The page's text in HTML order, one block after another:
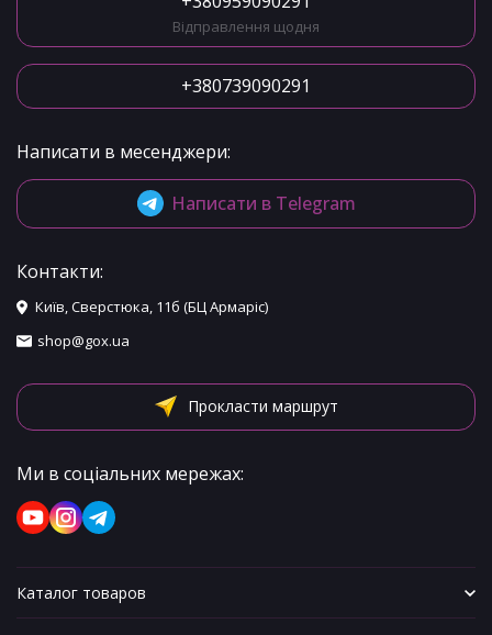
Відправлення щодня
+380739090291
Написати в месенджери:
Написати в Telegram
Контакти:
Київ, Сверстюка, 11б (БЦ Армаріс)
shop@gox.ua
Прокласти маршрут
Ми в соціальних мережах:
Каталог товаров